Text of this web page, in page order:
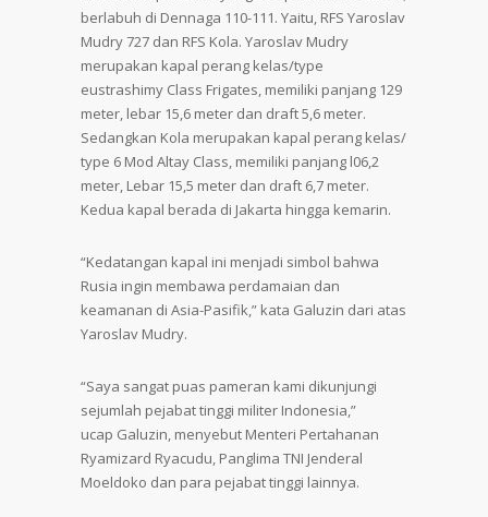
berlabuh di Dennaga 110-111. Yaitu, RFS Yaroslav
Mudry 727 dan RFS Kola. Yaroslav Mudry
merupakan kapal perang kelas/type
eustrashimy Class Frigates, memiliki panjang 129
meter, lebar 15,6 meter dan draft 5,6 meter.
Sedangkan Kola merupakan kapal perang kelas/
type 6 Mod Altay Class, memiliki panjang l06,2
meter, Lebar 15,5 meter dan draft 6,7 meter.
Kedua kapal berada di Jakarta hingga kemarin.
“Kedatangan kapal ini menjadi simbol bahwa
Rusia ingin membawa perdamaian dan
keamanan di Asia-Pasifik,” kata Galuzin dari atas
Yaroslav Mudry.
“Saya sangat puas pameran kami dikunjungi
sejumlah pejabat tinggi militer Indonesia,”
ucap Galuzin, menyebut Menteri Pertahanan
Ryamizard Ryacudu, Panglima TNI Jenderal
Moeldoko dan para pejabat tinggi lainnya.